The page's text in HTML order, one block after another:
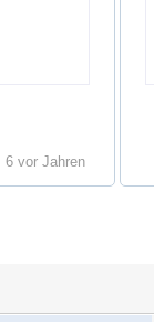
6 vor Jahren